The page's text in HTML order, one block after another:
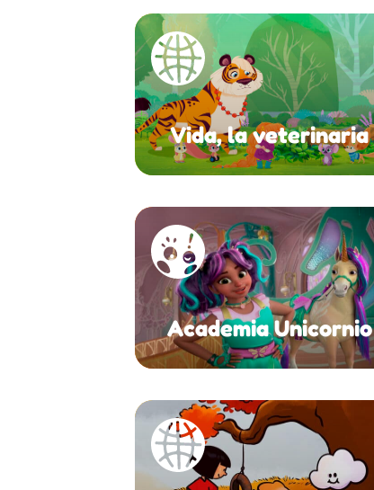
Vida, la veterinaria
Academia Unicornio